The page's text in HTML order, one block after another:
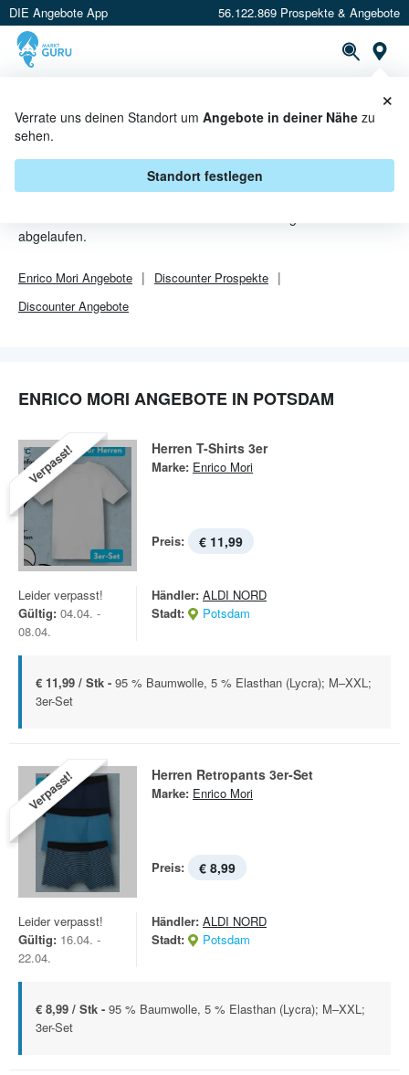
DIE Angebote App 56.122.869 Prospekte & Angebote
Verrate uns deinen Standort um Angebote in deiner Nähe zu
sehen.
Standort festlegen
×
ENRICO MORI ANGEBOTE IN
abgelaufen.
Enrico Mori Angebote DiscounterProspekte
DiscounterAngebote
ENRICO MORI ANGEBOTE IN POTSDAM
Verpasst! Herren T-Shirts 3er
Marke: Enrico Mori
Preis: € 11,99
Leider verpasst!
Gültig: 04.04. -
08.04.
Händler: ALDI NORD
Stadt:
Potsdam
€ 11,99 / Stk - 95 % Baumwolle, 5 % Elasthan (Lycra); M–XXL;
3er-Set
Verpasst! Herren Retropants 3er-Set
Marke: Enrico Mori
Preis: € 8,99
Leider verpasst!
Gültig: 16.04. -
22.04.
Händler: ALDI NORD
Stadt:
Potsdam
€ 8,99 / Stk - 95 % Baumwolle, 5 % Elasthan (Lycra); M–XXL;
3er-Set